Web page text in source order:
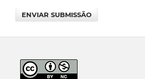
ENVIAR SUBMISSÃO